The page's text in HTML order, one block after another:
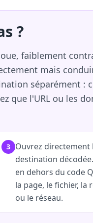
?
faiblement
mais
séparément :
que l'URL ou les
3 Ouvrez directement
destination
en dehors du code
la page, le fichier, la
ou le réseau.